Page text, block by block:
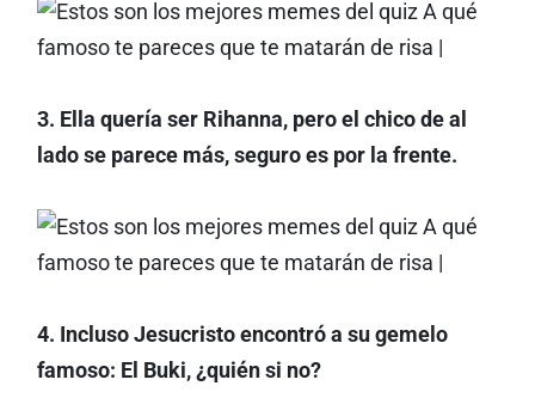
3. Ella quería ser Rihanna, pero el chico de al
lado se parece más, seguro es por la frente.
4. Incluso Jesucristo encontró a su gemelo
famoso: El Buki, ¿quién si no?